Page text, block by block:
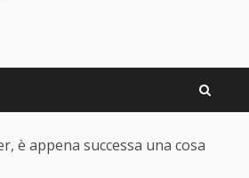
è appena successa una cosa